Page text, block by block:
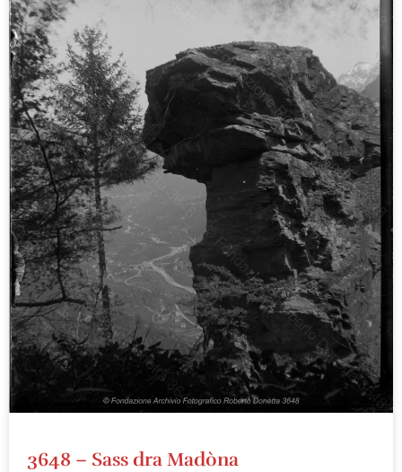
3648 – Sass dra Madòna